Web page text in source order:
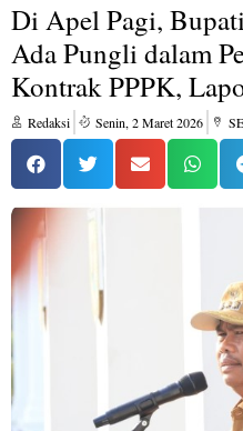
Di Apel Pagi,
Ada Pungli dalam
Kontrak PPPK,
Redaksi Senin, 2 Maret 2026